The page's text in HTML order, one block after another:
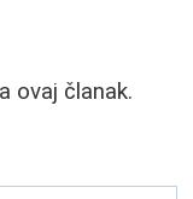
ovaj članak.